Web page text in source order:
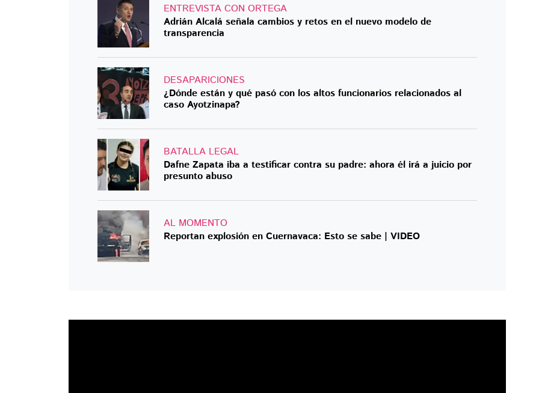
ENTREVISTA CON ORTEGA
Adrián Alcalá señala cambios y retos en el nuevo modelo de
transparencia
DESAPARICIONES
¿Dónde están y qué pasó con los altos funcionarios relacionados al
caso Ayotzinapa?
BATALLA LEGAL
Dafne Zapata iba a testificar contra su padre: ahora él irá a juicio por
presunto abuso
AL MOMENTO
Reportan explosión en Cuernavaca: Esto se sabe | VIDEO